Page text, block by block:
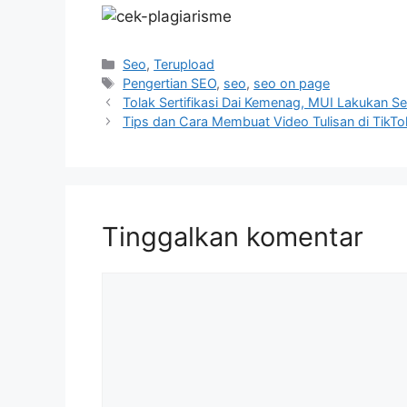
Kategori
Seo,Terupload
Tag
Pengertian SEO, seo, seo on page
Tolak Sertifikasi Dai Kemenag, MUI Lakukan
Tips dan Cara Membuat Video Tulisan di
Tinggalkan komentar